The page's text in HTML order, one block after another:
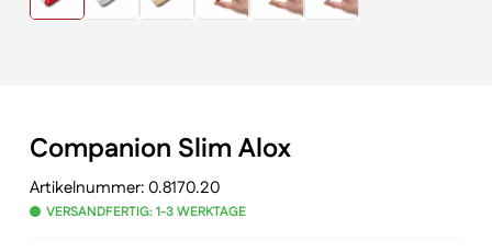
Companion Slim Alox
Artikelnummer:0.8170.20
VERSANDFERTIG: 1-3 WERKTAGE